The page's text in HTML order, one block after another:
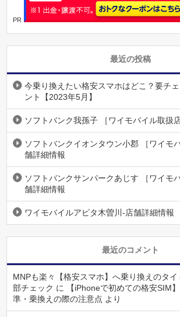
PR
最近の投稿
今乗り換えたい格安スマホはどこ？要チ
ント【2023年5月】
ソフトバンク我孫子 ［ワイモバイル取扱
ソフトバンクイオンタウン小郡 ［ワイモ
舗詳細情報
ソフトバンクサンパークあじす ［ワイモ
舗詳細情報
ワイモバイルアピタ木曽川-店舗詳細情報
最近のコメント
MNPも楽々【格安スマホ】へ乗り換えのタ
部チェック に
【iPhoneで初めての格安SIM
準・乗換えの際の注意点 より